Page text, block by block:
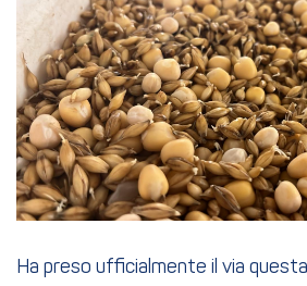
Ha preso ufficialmente il via